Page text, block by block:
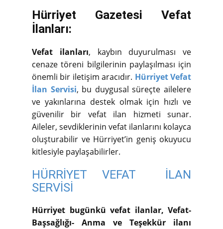
Hürriyet Gazetesi Vefat
İlanları:
Vefat ilanları, kaybın duyurulması ve
cenaze töreni bilgilerinin paylaşılması için
önemli bir iletişim aracıdır. Hürriyet Vefat
İlan Servisi, bu duygusal süreçte ailelere
ve yakınlarına destek olmak için hızlı ve
güvenilir bir vefat ilan hizmeti sunar.
Aileler, sevdiklerinin vefat ilanlarını kolayca
oluşturabilir ve Hürriyet’in geniş okuyucu
kitlesiyle paylaşabilirler.
HÜRRİYET VEFAT İLAN
SERVİSİ
Hürriyet bugünkü vefat ilanlar, Vefat-
Başsağlığı- Anma ve Teşekkür ilanı